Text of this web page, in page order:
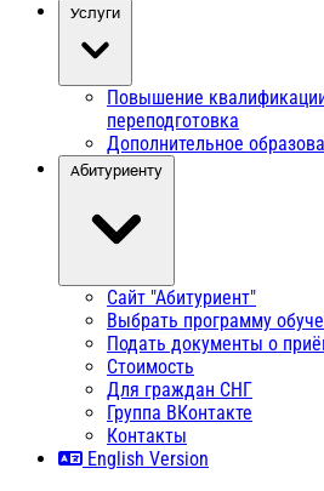
Услуги
Повышение
переподготовка
Дополнительное
Абитуриенту
Сайт "Абитуриент"
Выбрать программу
Подать документы о
Стоимость
Для граждан СНГ
Группа ВКонтакте
Контакты
English Version